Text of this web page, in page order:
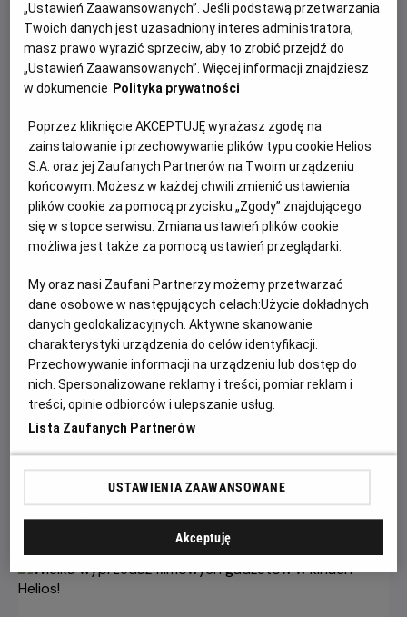
Z okazji premiery filmu „Spider-Man: Całkiem nowy dzień”
chcemy udowodnić, że każdy z nas może zostać Spider-
Manem w swoim otoczeniu.
Gwiazdozbiór Psa - bilety już w
sprzedaży!
Przeżyj emocjonującą historię o odwadze, przetrwaniu i
poszukiwaniu nadziei w postapokaliptycznym świecie.
Czytaj więcej
„Ustawień Zaawansowanych”. Jeśli podstawą przetwarzania
Twoich danych jest uzasadniony interes administratora,
masz prawo wyrazić sprzeciw, aby to zrobić przejdź do
„Ustawień Zaawansowanych”. Więcej informacji znajdziesz
w dokumencie Polityka prywatności
Poprzez kliknięcie AKCEPTUJĘ wyrażasz zgodę na
zainstalowanie i przechowywanie plików typu cookie Helios
S.A. oraz jej Zaufanych Partnerów na Twoim urządzeniu
końcowym. Możesz w każdej chwili zmienić ustawienia
plików cookie za pomocą przycisku „Zgody” znajdującego
się w stopce serwisu. Zmiana ustawień plików cookie
możliwa jest także za pomocą ustawień przeglądarki.
My oraz nasi Zaufani Partnerzy możemy przetwarzać
dane osobowe w następujących celach:Użycie dokładnych
danych geolokalizacyjnych. Aktywne skanowanie
charakterystyki urządzenia do celów identyfikacji.
Przechowywanie informacji na urządzeniu lub dostęp do
nich. Spersonalizowane reklamy i treści, pomiar reklam i
treści, opinie odbiorców i ulepszanie usług.
Lista Zaufanych Partnerów
USTAWIENIA ZAAWANSOWANE
Akceptuję